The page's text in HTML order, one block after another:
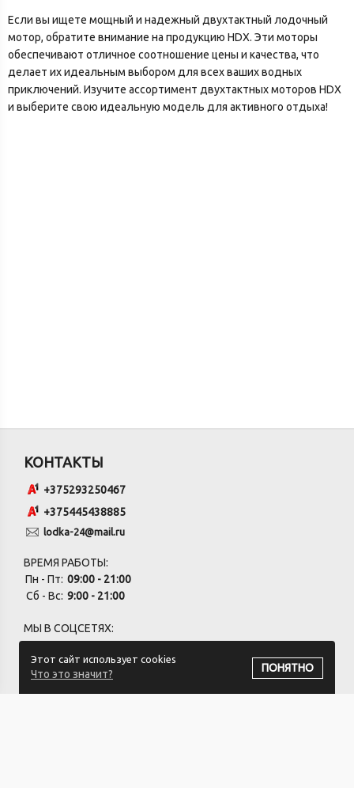
Если вы ищете мощный и надежный двухтактный лодочный
мотор, обратите внимание на продукцию HDX. Эти моторы
обеспечивают отличное соотношение цены и качества, что
делает их идеальным выбором для всех ваших водных
приключений. Изучите ассортимент двухтактных моторов HDX
и выберите свою идеальную модель для активного отдыха!
Этот сайт использует cookies
Что это значит?
ПОНЯТНО
КОНТАКТЫ
+375293250467
+375445438885
lodka-24@mail.ru
ВРЕМЯ РАБОТЫ:
Пн - Пт: 09:00 - 21:00
Сб - Вс: 9:00 - 21:00
МЫ В СОЦСЕТЯХ: